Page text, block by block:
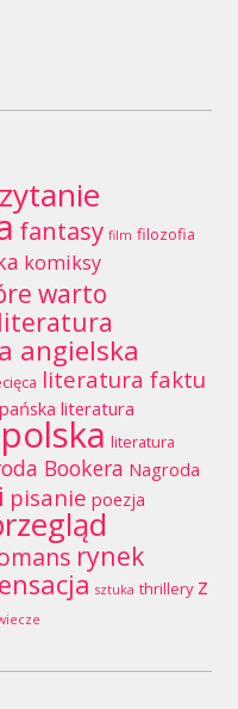
fantasy film filozofia
komiksy
warto
literatura
angielska
literatura faktu
literatura
literatura
Bookera Nagroda
pisanie poezja
rynek
sztuka thrillery z